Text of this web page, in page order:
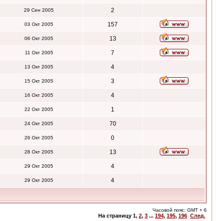
29 Сен 2005 2
03 Окт 2005 157
06 Окт 2005 13
11 Окт 2005 7
13 Окт 2005 4
15 Окт 2005 3
16 Окт 2005 4
22 Окт 2005 1
24 Окт 2005 70
26 Окт 2005 0
28 Окт 2005 13
29 Окт 2005 4
29 Окт 2005 4
Часовой пояс: GMT + 6
На страницу 1, 2, 3 ... 194, 195, 196 След.